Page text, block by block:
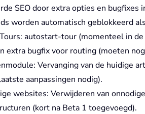
SEO door extra opties en bugfixes
worden automatisch geblokkeerd
autostart-tour (momenteel in
extra bugfix voor routing (moeten
Vervanging van de huidige
aanpassingen nodig).
websites: Verwijderen van
(kort na Beta 1 toegevoegd).